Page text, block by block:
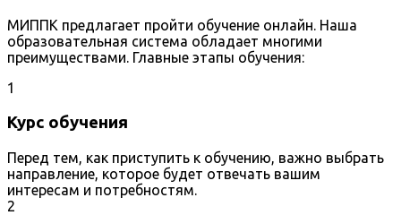
МИППК предлагает пройти обучение онлайн. Наша
образовательная система обладает многими
преимуществами. Главные этапы обучения:
1
Курс обучения
Перед тем, как приступить к обучению, важно выбрать
направление, которое будет отвечать вашим
интересам и потребностям.
2